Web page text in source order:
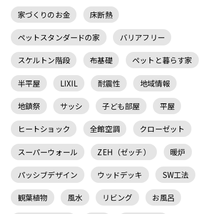
家づくりのお金 床断熱
ペットスタンダードの家 バリアフリー
スケルトン階段 布基礎 ペットと暮らす家
半平屋 LIXIL 耐震性 地域情報
地鎮祭 サッシ 子ども部屋 平屋
ヒートショック 全館空調 クローゼット
スーパーウォール ZEH（ゼッチ） 暖炉
パッシブデザイン ウッドデッキ SW工法
観葉植物 風水 リビング お風呂